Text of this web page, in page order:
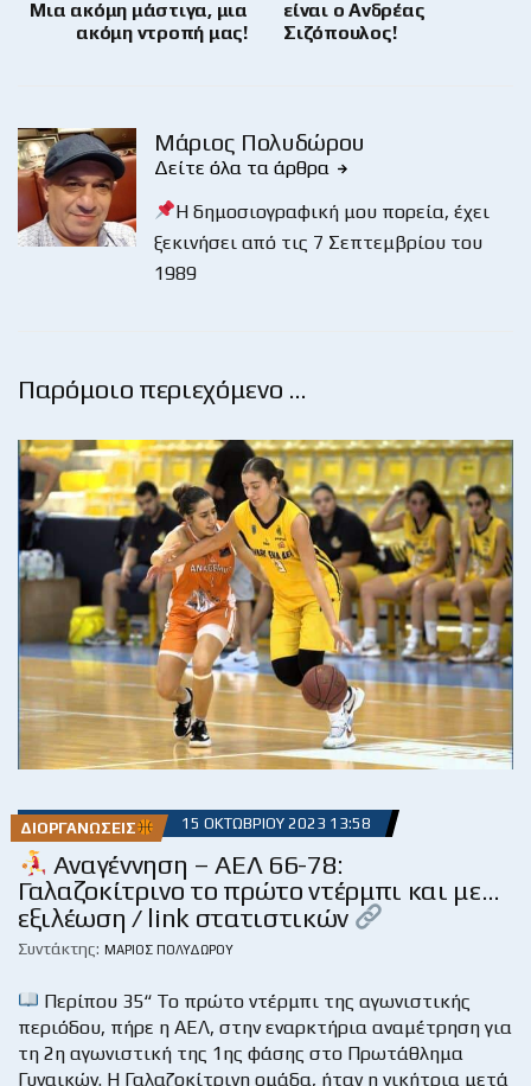
Μια ακόμη μάστιγα, μια
ακόμη ντροπή μας!
είναι ο Ανδρέας
Σιζόπουλος!
Μάριος Πολυδώρου
Δείτε όλα τα άρθρα
Η δημοσιογραφική μου πορεία, έχει
ξεκινήσει από τις 7 Σεπτεμβρίου του
1989
Παρόμοιο περιεχόμενο …
ΔΙΟΡΓΑΝΏΣΕΙΣ 15 ΟΚΤΩΒΡΊΟΥ 2023 13:58
Αναγέννηση – ΑΕΛ 66-78:
Γαλαζοκίτρινο το πρώτο ντέρμπι και με…
εξιλέωση / link στατιστικών
Συντάκτης: ΜΆΡΙΟΣ ΠΟΛΥΔΏΡΟΥ
Περίπου 35“ Το πρώτο ντέρμπι της αγωνιστικής
περιόδου, πήρε η ΑΕΛ, στην εναρκτήρια αναμέτρηση για
τη 2η αγωνιστική της 1ης φάσης στο Πρωτάθλημα
Γυναικών. Η Γαλαζοκίτρινη ομάδα, ήταν η νικήτρια μετά